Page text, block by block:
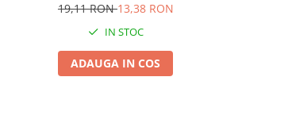
19,11 RON13,38 RON
IN STOC
ADAUGA IN COS